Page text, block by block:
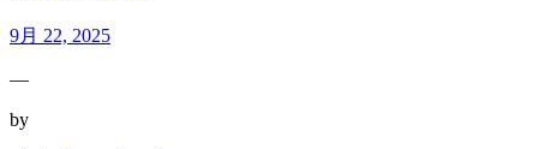
9月 22, 2025
—
by